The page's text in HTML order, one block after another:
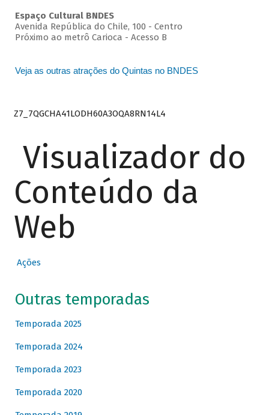
Espaço Cultural BNDES
Avenida República do Chile, 100 - Centro
Próximo ao metrô Carioca - Acesso B
Veja as outras atrações do Quintas no BNDES
Z7_7QGCHA41LODH60A3OQA8RN14L4
Visualizador do
Conteúdo da
Web
Ações
Outras temporadas
Temporada 2025
Temporada 2024
Temporada 2023
Temporada 2020